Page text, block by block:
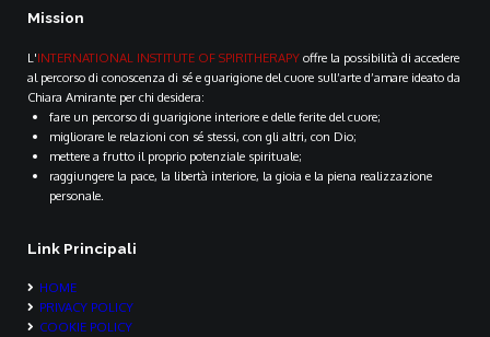
Mission
L'INTERNATIONAL INSTITUTE OF SPIRITHERAPY offre la possibilità di accedere
al percorso di conoscenza di sé e guarigione del cuore sull’arte d’amare ideato da
Chiara Amirante per chi desidera:
fare un percorso di guarigione interiore e delle ferite del cuore;
migliorare le relazioni con sé stessi, con gli altri, con Dio;
mettere a frutto il proprio potenziale spirituale;
raggiungere la pace, la libertà interiore, la gioia e la piena realizzazione
personale.
Link Principali
HOME
PRIVACY POLICY
COOKIE POLICY